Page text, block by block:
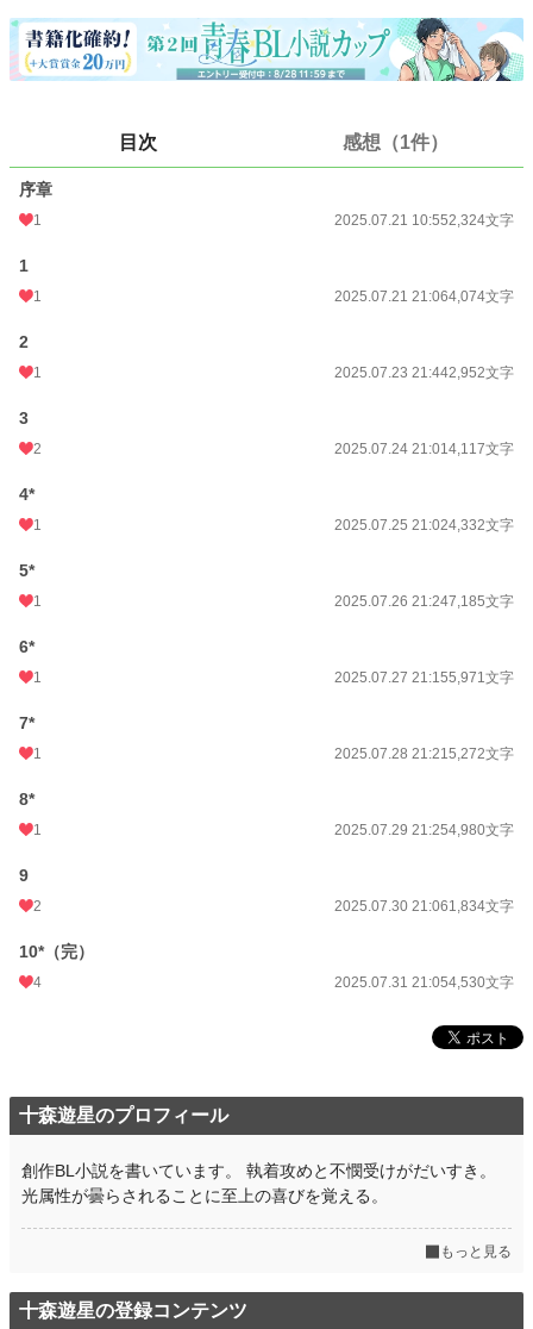
・異種姦（人型の異形、植物、蟲、スライム、蛇）
・孕ませ
・３Ｐ（分岐によって発生の可能性あり）
小説
お気に入り
24h.ポイント
文字数
更新日時
初回完結日時
累計ポイント
目次 感想（1件）
序章
1 2025.07.21 10:552,324文字
1
1 2025.07.21 21:064,074文字
2
1 2025.07.23 21:442,952文字
3
2 2025.07.24 21:014,117文字
4*
1 2025.07.25 21:024,332文字
5*
1 2025.07.26 21:247,185文字
6*
1 2025.07.27 21:155,971文字
7*
1 2025.07.28 21:215,272文字
8*
1 2025.07.29 21:254,980文字
9
2 2025.07.30 21:061,834文字
10*（完）
4 2025.07.31 21:054,530文字
十森遊星のプロフィール
創作BL小説を書いています。 執着攻めと不憫受けがだいすき。
光属性が曇らされることに至上の喜びを覚える。
もっと見る
十森遊星の登録コンテンツ